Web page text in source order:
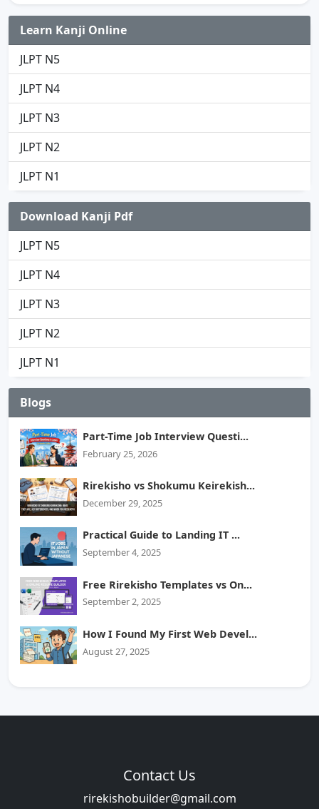
Learn Kanji Online
JLPT N5
JLPT N4
JLPT N3
JLPT N2
JLPT N1
Download Kanji Pdf
JLPT N5
JLPT N4
JLPT N3
JLPT N2
JLPT N1
Blogs
Part-Time Job Interview Questi...
February 25, 2026
Rirekisho vs Shokumu Keirekish...
December 29, 2025
Practical Guide to Landing IT ...
September 4, 2025
Free Rirekisho Templates vs On...
September 2, 2025
How I Found My First Web Devel...
August 27, 2025
Contact Us
rirekishobuilder@gmail.com